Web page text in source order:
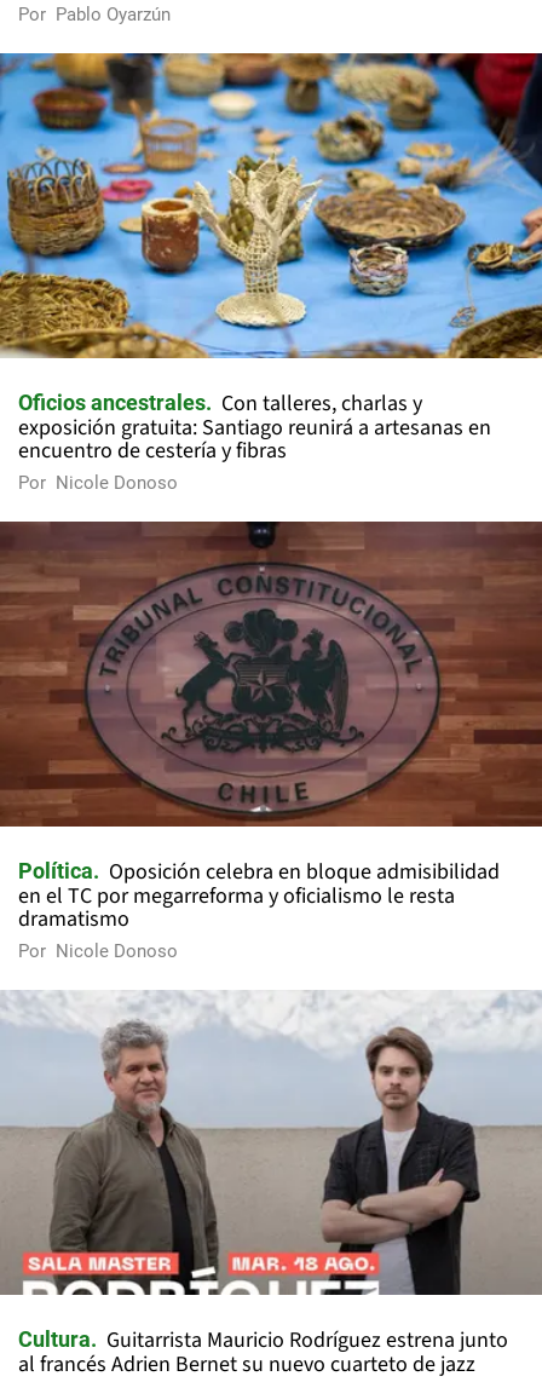
Por Pablo Oyarzún
Oficios ancestrales
Con talleres, charlas y
exposición gratuita: Santiago reunirá a artesanas en
encuentro de cestería y fibras
Por Nicole Donoso
Política
Oposición celebra en bloque admisibilidad
en el TC por megarreforma y oficialismo le resta
dramatismo
Por Nicole Donoso
Cultura
Guitarrista Mauricio Rodríguez estrena junto
al francés Adrien Bernet su nuevo cuarteto de jazz